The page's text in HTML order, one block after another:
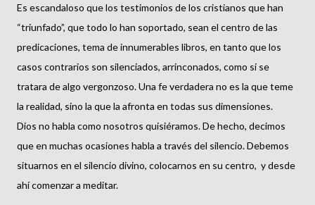
Es escandaloso que los testimonios de los cristianos que han
“triunfado”, que todo lo han soportado, sean el centro de las
predicaciones, tema de innumerables libros, en tanto que los
casos contrarios son silenciados, arrinconados, como si se
tratara de algo vergonzoso. Una fe verdadera no es la que teme
la realidad, sino la que la afronta en todas sus dimensiones.
Dios no habla como nosotros quisiéramos. De hecho, decimos
que en muchas ocasiones habla a través del silencio. Debemos
situarnos en el silencio divino, colocarnos en su centro, y desde
ahí comenzar a meditar.